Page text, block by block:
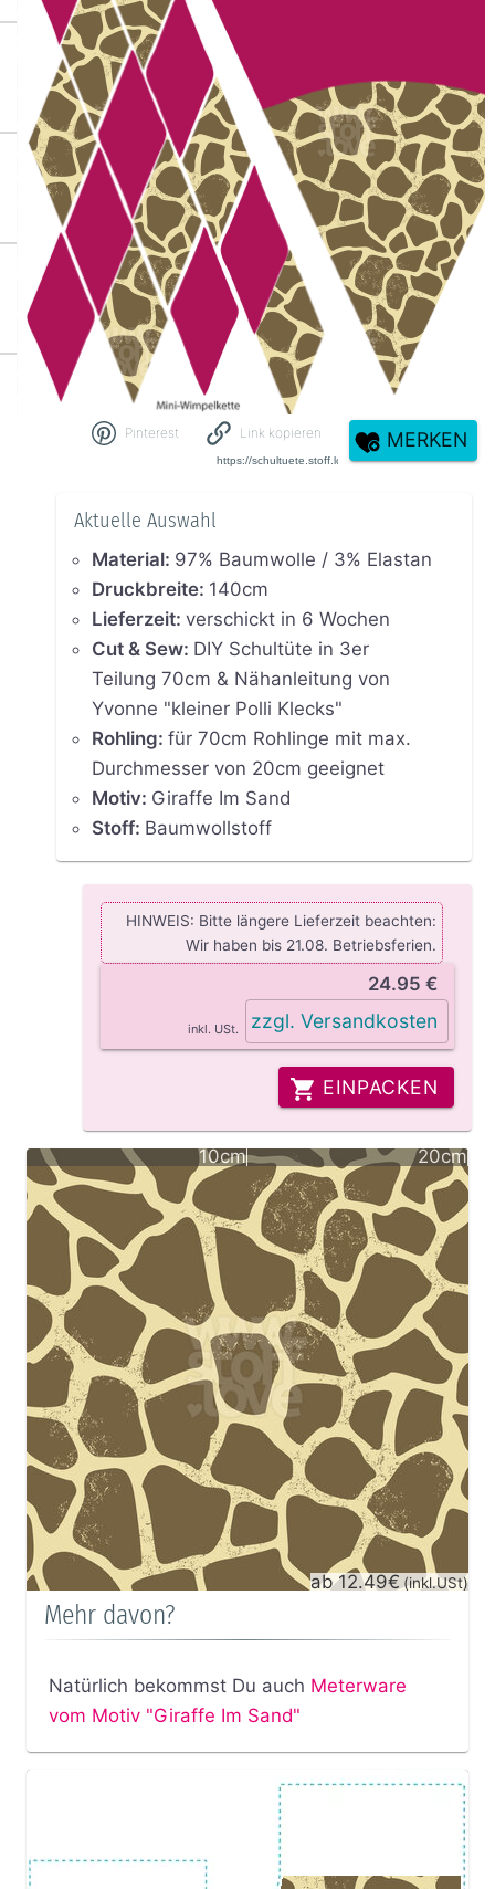
Pinterest Link kopieren MERKEN
Aktuelle Auswahl
Material: 97% Baumwolle / 3% Elastan
Druckbreite: 140cm
Lieferzeit: verschickt in 6 Wochen
Cut & Sew: DIY Schultüte in 3er
Teilung 70cm & Nähanleitung von
Yvonne "kleiner Polli Klecks"
Rohling: für 70cm Rohlinge mit max.
Durchmesser von 20cm geeignet
Motiv: Giraffe Im Sand
Stoff: Baumwollstoff
HINWEIS: Bitte längere Lieferzeit beachten:
Wir haben bis 21.08. Betriebsferien.
24.95 €
inkl. USt. zzgl. Versandkosten
EINPACKEN
10cm 20cm
ab 12.49€ (inkl.USt)
Mehr davon?
Natürlich bekommst Du auch Meterware
vom Motiv "Giraffe Im Sand"